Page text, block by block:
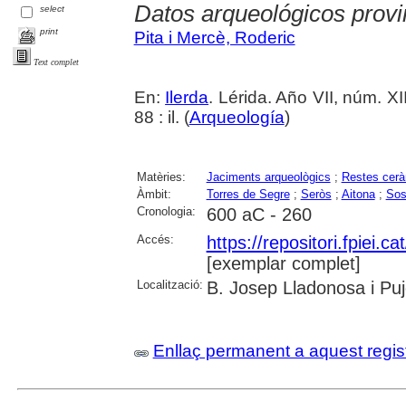
select
print
Text complet
Datos arqueológicos
Pita i Mercè, Roderic
En: Ilerda. Lérida. Año VII, núm.
88 : il. (Arqueología)
Matèries: Jaciments arqueològics ; Restes
Àmbit:
Torres de Segre; Seròs ; Aitona;
Cronologia:
600 aC - 260
Accés:
https://
[exemplar complet]
Localització: B. Josep Lladonosa i
Enllaç permanent a aquest